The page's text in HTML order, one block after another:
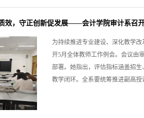
效，守正创新促发展——会计学院审计系召
为持续推进专业建设、深化教学
开5月全体教师工作例会。会议由
部署。她指出，评估指标涵盖招
教学闭环。全系要统筹推进副高授